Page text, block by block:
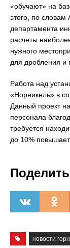
«обучают» на
этого, по
департамента
расчеты
нужного
для дробления и
Работа над
«Норникель» в
Данный проект
персонала
требуется
до 10%
новости